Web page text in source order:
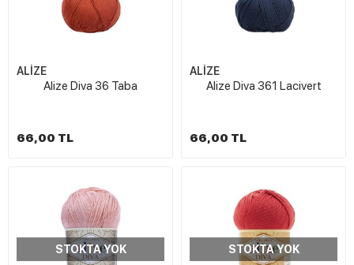
ALİZE
Alize Diva 36 Taba
66,00 TL
ALİZE
Alize Diva 361 Lacivert
66,00 TL
STOKTA YOK STOKTA YOK